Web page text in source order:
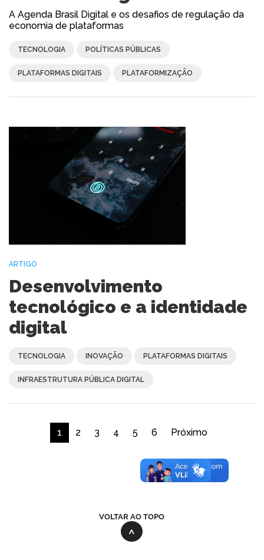
A Agenda Brasil Digital e os desafios de regulação da
economia de plataformas
TECNOLOGIA POLÍTICAS PÚBLICAS
PLATAFORMAS DIGITAIS PLATAFORMIZAÇÃO
ARTIGO
Desenvolvimento
tecnológico e a identidade
digital
TECNOLOGIA INOVAÇÃO PLATAFORMAS DIGITAIS
INFRAESTRUTURA PÚBLICA DIGITAL
1 2 3 4 5 6 Próximo
VOLTAR AO TOPO